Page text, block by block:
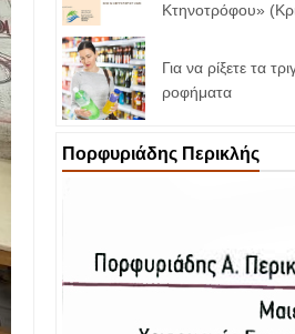
Κτηνοτρόφου»
Για να ρίξετε τα
ροφήματα
Πορφυριάδης Περικλής